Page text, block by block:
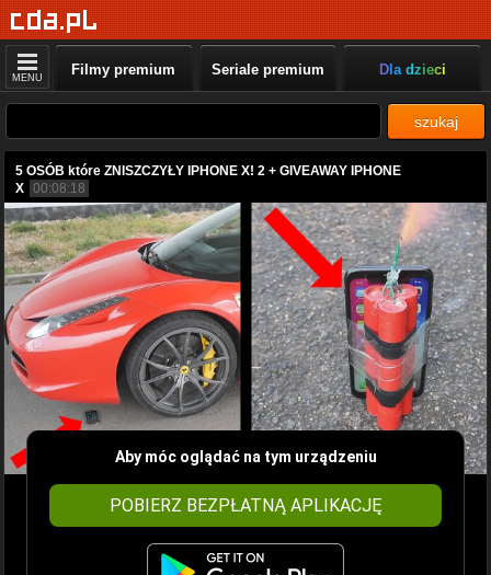
MENU Filmy premium Seriale premium Dla dzieci
szukaj
5 OSÓB które ZNISZCZYŁY IPHONE X! 2 + GIVEAWAY IPHONE
X 00:08:18
Aby móc oglądać na tym urządzeniu
POBIERZ BEZPŁATNĄ APLIKACJĘ